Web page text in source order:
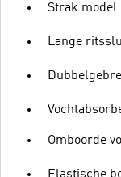
Strak model
Lange
Omboorde